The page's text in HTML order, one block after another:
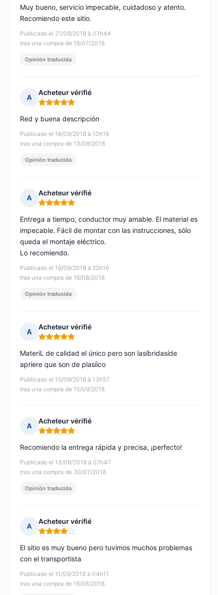
Publicado el 21/09/2018 à 07h44
tras una compra de 18/07/2018
Muy bueno, servicio impecable, cuidadoso y atento.
Recomiendo este sitio.
Opinión traducida
A
Acheteur vérifié
Nota: 5 de 5
Publicado el 18/09/2018 à 10h18
tras una compra de 13/08/2018
Red y buena descripción
Opinión traducida
A
Acheteur vérifié
Nota: 5 de 5
Publicado el 16/09/2018 à 22h16
tras una compra de 16/08/2018
Entrega a tiempo, conductor muy amable. El material es
impecable. Fácil de montar con las instrucciones, sólo
queda el montaje eléctrico.
Lo recomiendo.
Opinión traducida
A
Acheteur vérifié
Nota: 5 de 5
Publicado el 15/09/2018 à 13h57
tras una compra de 15/09/2018
MateriL de calidad el único pero son lasíbridasíde
apriere que son de plasíico
A
Acheteur vérifié
Nota: 5 de 5
Publicado el 13/09/2018 à 07h47
tras una compra de 30/07/2018
Recomiendo la entrega rápida y precisa, ¡perfecto!
Opinión traducida
A
Acheteur vérifié
Nota: 4 de 5
Publicado el 11/09/2018 à 04h11
tras una compra de 16/06/2018
El sitio es muy bueno pero tuvimos muchos problemas
con el transportista